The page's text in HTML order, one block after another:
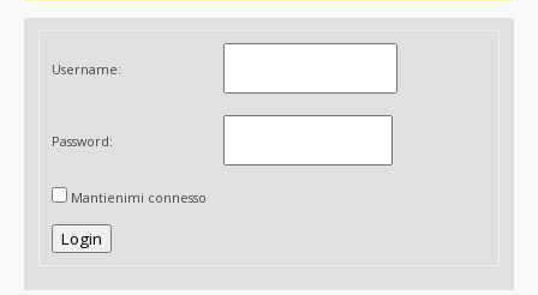
Username:
Password:
Mantienimi connesso
Login